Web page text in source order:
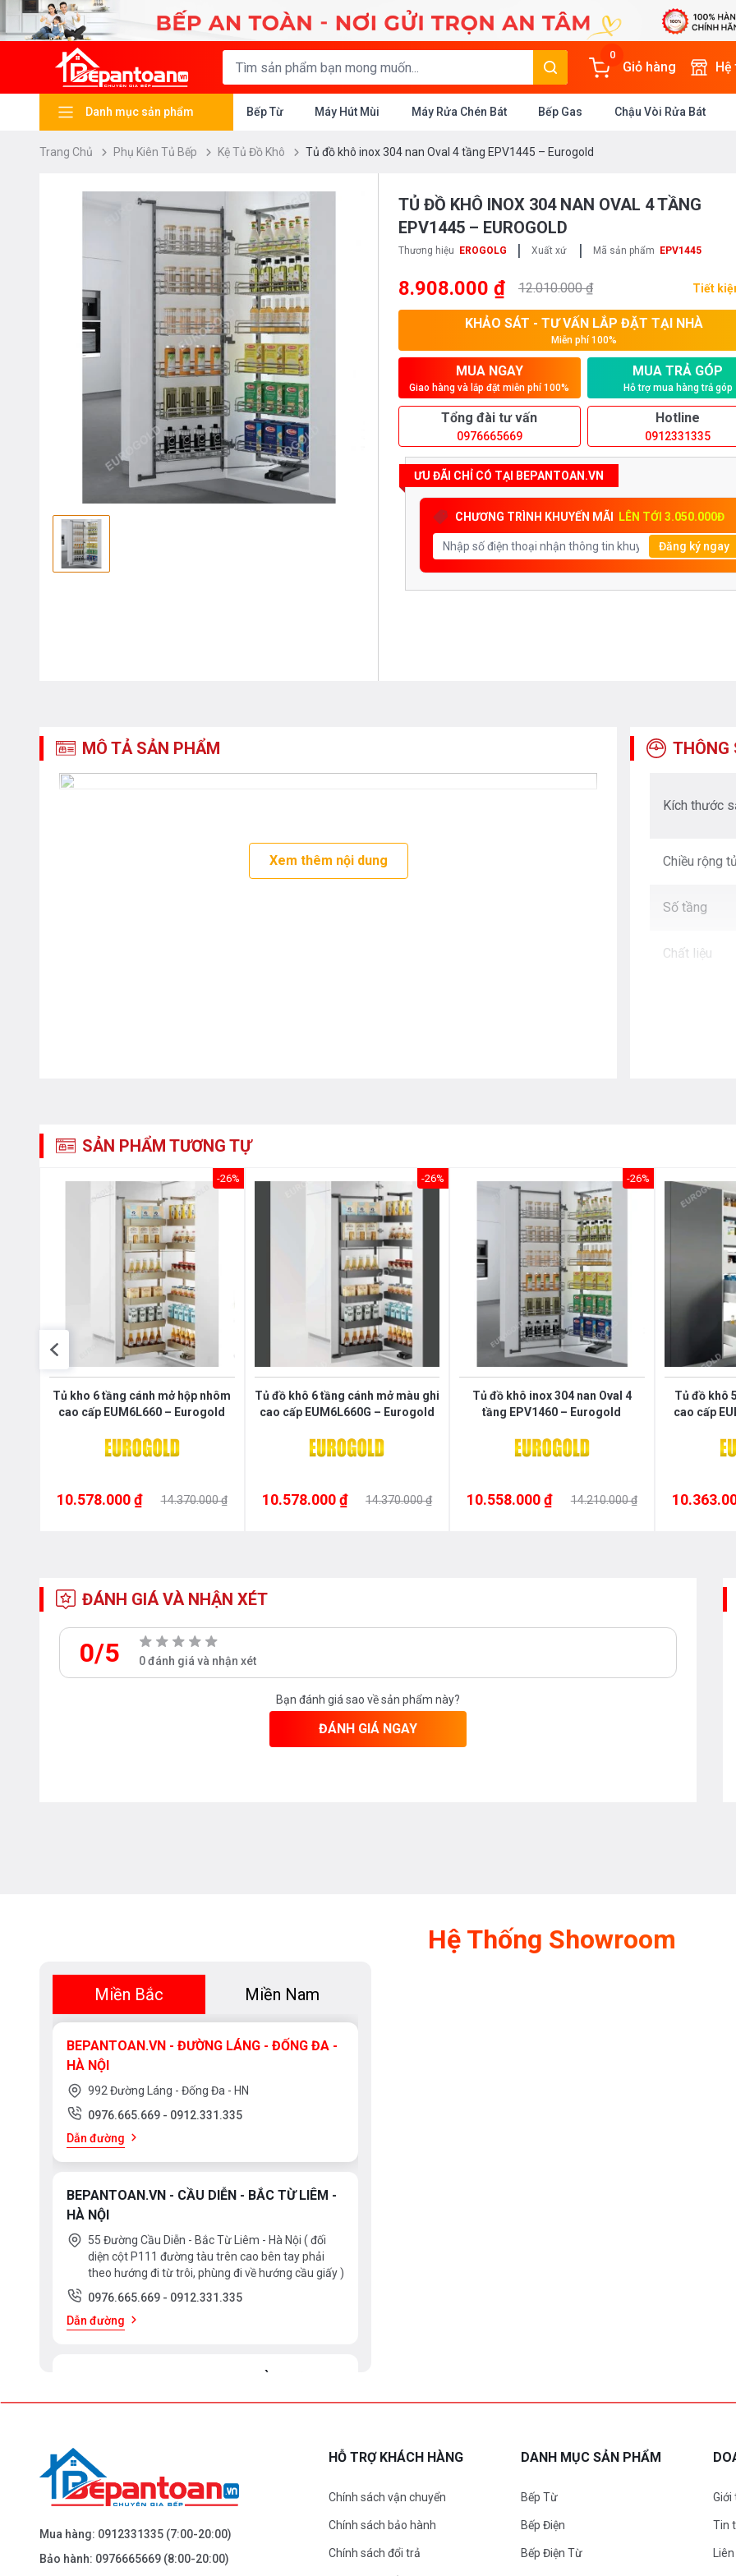
0
Giỏ hàng
Danh mục sản phẩm Bếp Từ Máy Hút Mùi Máy Rửa Chén Bát Bếp Gas Chậu Vòi Rửa Bát
Trang Chủ Phụ Kiên Tủ Bếp Kệ Tủ Đồ Khô Tủ đồ khô inox 304 nan Oval 4 tầng EPV1445 – Eurogold
TỦ ĐỒ KHÔ INOX 304 NAN OVAL 4 TẦNG
EPV1445 – EUROGOLD
Thương hiệu EROGOLG | Xuất xứ | Mã sản phẩm EPV1445
8.908.000 ₫ 12.010.000 ₫ Tiết
KHẢO SÁT - TƯ VẤN LẮP ĐẶT TẠI NHÀ
Miễn phí 100%
MUA NGAY
Giao hàng và lắp đặt miễn phí 100%
MUA TRẢ GÓP
Hỗ trợ mua hàng trả góp
Tổng đài tư vấn
0976665669
Hotline
0912331335
ƯU ĐÃI CHỈ CÓ TẠI BEPANTOAN.VN
CHƯƠNG TRÌNH KHUYẾN MÃI LÊN TỚI 3.050.000Đ
Đăng ký ngay
MÔ TẢ SẢN PHẨM
Xem thêm nội dung
THÔNG
Kích thước
Chiều rộng tủ
Số tầng
Chất liệu
SẢN PHẨM TƯƠNG TỰ
-26%
Tủ kho 6 tầng cánh mở hộp nhôm
cao cấp EUM6L660 – Eurogold
10.578.000 ₫ 14.370.000 ₫
-26%
Tủ đồ khô 6 tầng cánh mở màu ghi
cao cấp EUM6L660G – Eurogold
10.578.000 ₫ 14.370.000 ₫
-26%
Tủ đồ khô inox 304 nan Oval 4
tầng EPV1460 – Eurogold
10.558.000 ₫ 14.210.000 ₫
Tủ đồ khô
cao cấp
ĐÁNH GIÁ VÀ NHẬN XÉT
0/5 0 đánh giá và nhận xét
Bạn đánh giá sao về sản phẩm này?
ĐÁNH GIÁ NGAY
Hệ Thống Showroom
Miền Bắc Miền Nam
BEPANTOAN.VN - ĐƯỜNG LÁNG - ĐỐNG ĐA -
HÀ NỘI
992 Đường Láng - Đống Đa - HN
0976.665.669 - 0912.331.335
Dẫn đường
BEPANTOAN.VN - CẦU DIỄN - BẮC TỪ LIÊM -
HÀ NỘI
55 Đường Cầu Diễn - Bắc Từ Liêm - Hà Nội ( đối
diện cột P111 đường tàu trên cao bên tay phải
theo hướng đi từ trôi, phùng đi về hướng cầu giấy )
0976.665.669 - 0912.331.335
Dẫn đường
BEPANTOAN.VN - ĐẠI LA - HAI BÀ TRƯNG -
Dẫn đường
BEPANTOAN.VN - NGUYỄN TRÃI - THANH
Mua hàng: 0912331335 (7:00-20:00)
Bảo hành: 0976665669 (8:00-20:00)
HỖ TRỢ KHÁCH HÀNG
Chính sách vận chuyển
Chính sách bảo hành
Chính sách đổi trả
DANH MỤC SẢN PHẨM
Bếp Từ
Bếp Điện
Bếp Điện Từ
Giới
Tin